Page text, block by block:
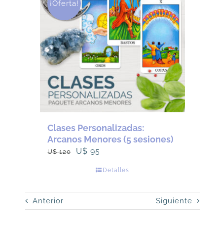
¡Oferta!
Clases Personalizadas:
Arcanos Menores (5 sesiones)
U$120
El
U$95
Detalles
Anterior Siguiente